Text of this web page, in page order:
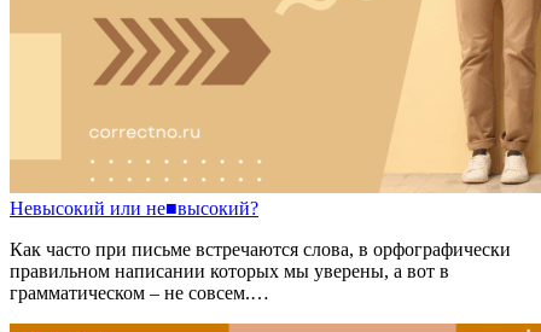
Невысокий или не■высокий?
Как часто при письме встречаются слова, в орфографически
правильном написании которых мы уверены, а вот в
грамматическом – не совсем.…